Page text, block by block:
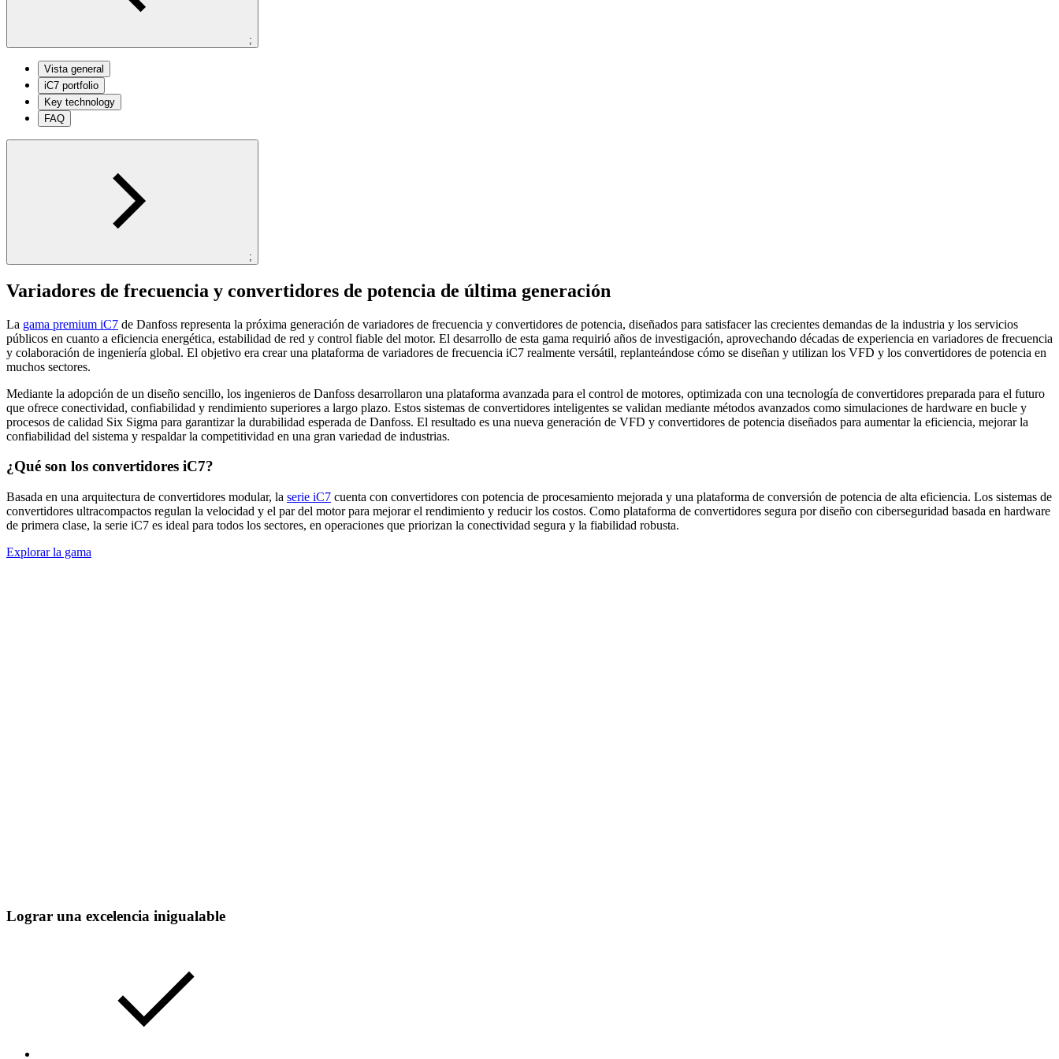
;
Vista general
iC7 portfolio
Key technology
FAQ
;
Variadores de frecuencia y convertidores de potencia de última generación
La gama premium iC7 de Danfoss representa la próxima generación de variadores de frecuencia y convertidores de potencia, diseñados para satisfacer las crecientes demandas de la industria y los servicios
públicos en cuanto a eficiencia energética, estabilidad de red y control fiable del motor. El desarrollo de esta gama requirió años de investigación, aprovechando décadas de experiencia en variadores de frecuencia
y colaboración de ingeniería global. El objetivo era crear una plataforma de variadores de frecuencia iC7 realmente versátil, replanteándose cómo se diseñan y utilizan los VFD y los convertidores de potencia en
muchos sectores.
Mediante la adopción de un diseño sencillo, los ingenieros de Danfoss desarrollaron una plataforma avanzada para el control de motores, optimizada con una tecnología de convertidores preparada para el futuro
que ofrece conectividad, confiabilidad y rendimiento superiores a largo plazo. Estos sistemas de convertidores inteligentes se validan mediante métodos avanzados como simulaciones de hardware en bucle y
procesos de calidad Six Sigma para garantizar la durabilidad esperada de Danfoss. El resultado es una nueva generación de VFD y convertidores de potencia diseñados para aumentar la eficiencia, mejorar la
confiabilidad del sistema y respaldar la competitividad en una gran variedad de industrias.
¿Qué son los convertidores iC7?
Basada en una arquitectura de convertidores modular, la serie iC7 cuenta con convertidores con potencia de procesamiento mejorada y una plataforma de conversión de potencia de alta eficiencia. Los sistemas de
convertidores ultracompactos regulan la velocidad y el par del motor para mejorar el rendimiento y reducir los costos. Como plataforma de convertidores segura por diseño con ciberseguridad basada en hardware
de primera clase, la serie iC7 es ideal para todos los sectores, en operaciones que priorizan la conectividad segura y la fiabilidad robusta.
Explorar la gama
Lograr una excelencia inigualable